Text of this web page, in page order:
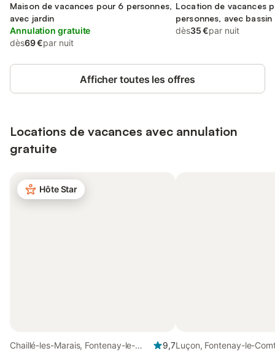
le-Comte
Maison de vacances pour 6 personnes,
avec jardin
Annulation gratuite
dès69 €par nuit
Location de vacances
personnes, avec
dès35 €par nuit
Afficher toutes les offres
Locations de vacances avec annulation
gratuite
Hôte Star
Chaillé-les-Marais, Fontenay-le-
9,7Luçon, Fontenay-le-